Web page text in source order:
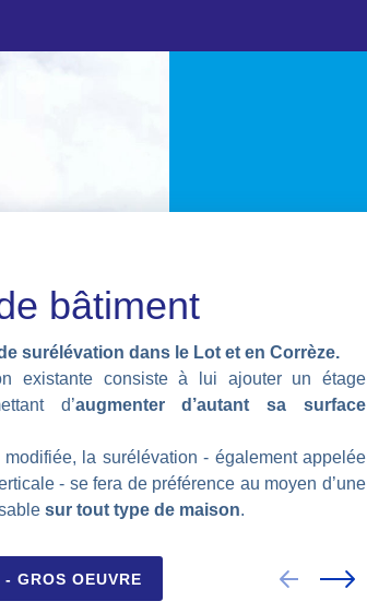
bâtiment
surélévation dans le Lot et en Corrèze.
existante consiste à lui ajouter un étage
d’augmenter d’autant sa surface
modifiée, la surélévation - également appelée
- se fera de préférence au moyen d’une
sur tout type de maison.
GROS OEUVRE